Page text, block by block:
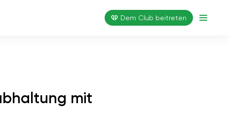
Dem Club beitreten
mit